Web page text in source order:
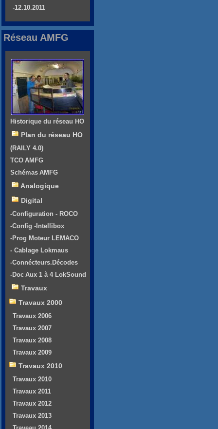
-12.10.2011
Réseau AMFG
Historique du réseau HO
Plan du réseau HO
(RAILY 4.0)
TCO AMFG
Schémas AMFG
Analogique
Digital
-Configuration - ROCO
-Config -Intellibox
-Prog Moteur LEMACO
- Cablage Lokmaus
-Connécteurs.Décodes
-Doc Aux 1 à 4 LokSound
Travaux
Travaux 2000
Travaux 2006
Travaux 2007
Travaux 2008
Travaux 2009
Travaux 2010
Travaux 2010
Travaux 2011
Travaux 2012
Travaux 2013